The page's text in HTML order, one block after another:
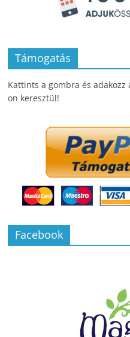
Támogatás
Kattints a gombra és adakozz
on keresztül!
Facebook